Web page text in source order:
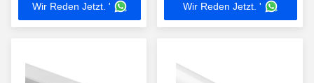
Wir Reden Jetzt. ' Wir Reden Jetzt. '